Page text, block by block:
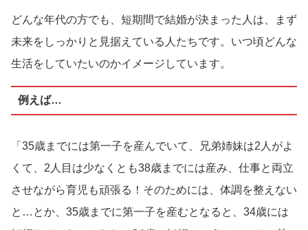
どんな年代の方でも、短期間で結婚が決まった人は、まず
未来をしっかりと見据えている人たちです。いつ頃どんな
生活をしていたいのかイメージしています。
例えば…
「35歳までには第一子を産んでいて、兄弟姉妹は2人がよ
くて、2人目は少なくとも38歳までには産み、仕事と両立
させながら育児も頑張る！そのためには、体調を整えない
と…とか、35歳までに第一子を産むとなると、34歳には